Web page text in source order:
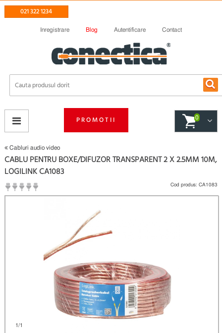
021 322 1234
Inregistrare Blog Autentificare Contact
PROMOTII 0
Cabluri audio video
1/1
CABLU PENTRU BOXE/DIFUZOR TRANSPARENT 2 X 2.5MM 10M,
LOGILINK CA1083
(
Cod produs: CA1083